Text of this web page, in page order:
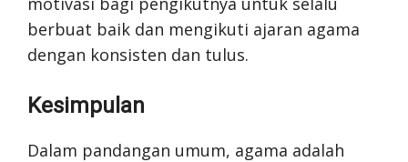
berbuat baik dan mengikuti ajaran agama
dengan konsisten dan tulus.
Kesimpulan
Dalam pandangan umum, agama adalah